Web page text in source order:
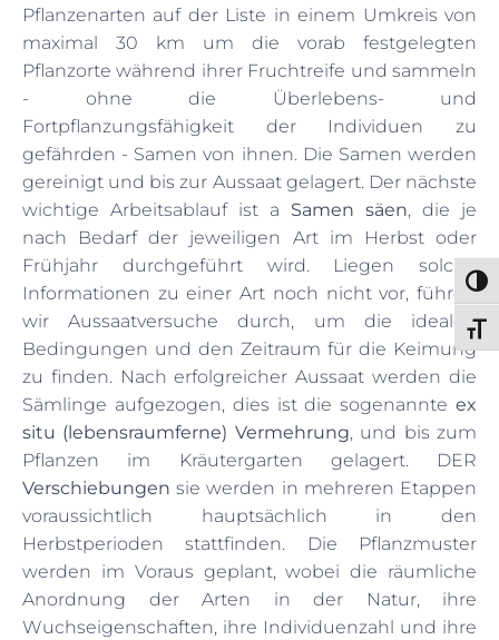
Pflanzenarten auf der Liste in einem Umkreis von
maximal 30 km um die vorab festgelegten
Pflanzorte während ihrer Fruchtreife und sammeln
- ohne die Überlebens- und
Fortpflanzungsfähigkeit der Individuen zu
gefährden - Samen von ihnen. Die Samen werden
gereinigt und bis zur Aussaat gelagert. Der nächste
wichtige Arbeitsablauf ist a Samen säen, die je
nach Bedarf der jeweiligen Art im Herbst oder
Frühjahr durchgeführt wird. Liegen solche
Informationen zu einer Art noch nicht vor, führen
wir Aussaatversuche durch, um die idealen
Bedingungen und den Zeitraum für die Keimung
zu finden. Nach erfolgreicher Aussaat werden die
Sämlinge aufgezogen, dies ist die sogenannte ex
situ (lebensraumferne) Vermehrung, und bis zum
Pflanzen im Kräutergarten gelagert. DER
Verschiebungen sie werden in mehreren Etappen
voraussichtlich hauptsächlich in den
Herbstperioden stattfinden. Die Pflanzmuster
werden im Voraus geplant, wobei die räumliche
Anordnung der Arten in der Natur, ihre
Wuchseigenschaften, ihre Individuenzahl und ihre